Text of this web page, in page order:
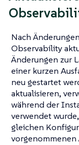
Nach
Observability
Änderungen zur
einer kurzen
neu gestartet
aktualisieren,
während der
verwendet
gleichen